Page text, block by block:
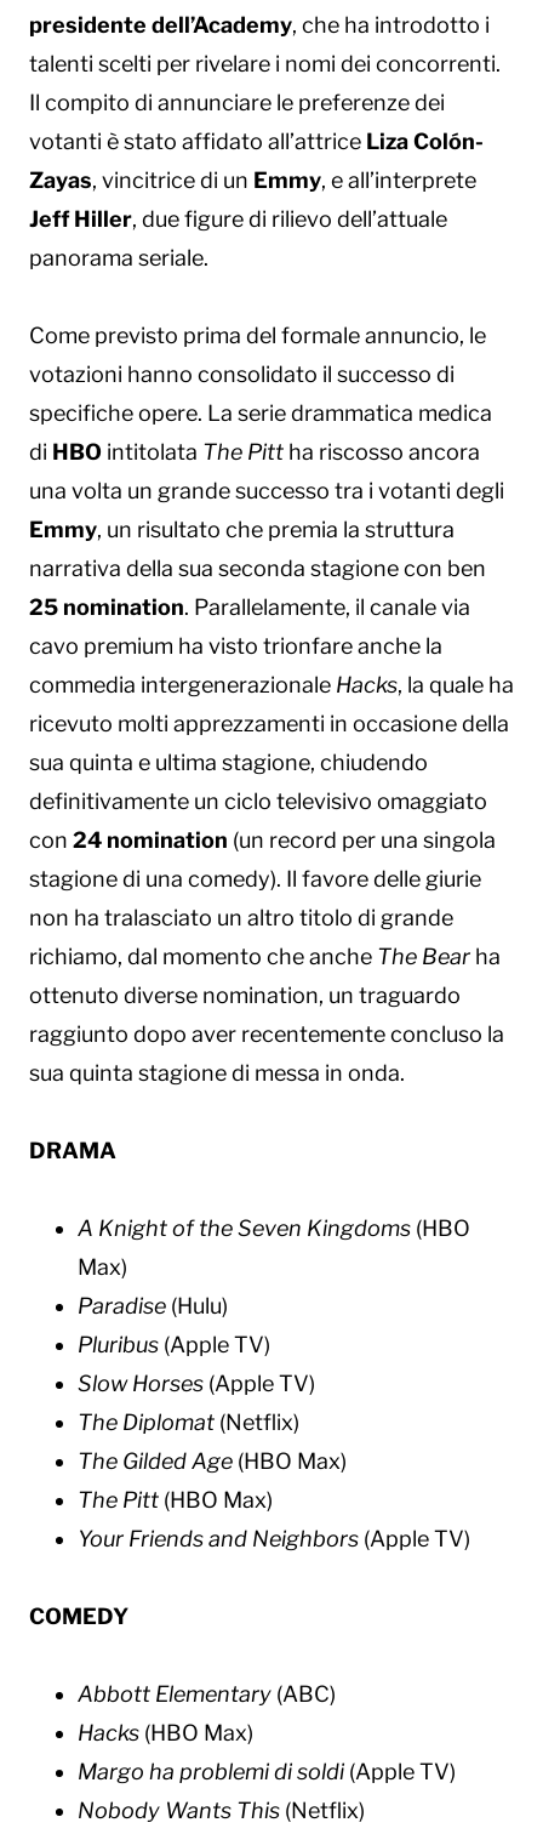
presidente dell’Academy, che ha introdotto i
talenti scelti per rivelare i nomi dei concorrenti.
Il compito di annunciare le preferenze dei
votanti è stato affidato all’attrice Liza Colón-
Zayas, vincitrice di un Emmy, e all’interprete
Jeff Hiller, due figure di rilievo dell’attuale
panorama seriale.
Come previsto prima del formale annuncio, le
votazioni hanno consolidato il successo di
specifiche opere. La serie drammatica medica
di HBO intitolata The Pitt ha riscosso ancora
una volta un grande successo tra i votanti degli
Emmy, un risultato che premia la struttura
narrativa della sua seconda stagione con ben
25 nomination. Parallelamente, il canale via
cavo premium ha visto trionfare anche la
commedia intergenerazionale Hacks, la quale ha
ricevuto molti apprezzamenti in occasione della
sua quinta e ultima stagione, chiudendo
definitivamente un ciclo televisivo omaggiato
con 24 nomination (un record per una singola
stagione di una comedy). Il favore delle giurie
non ha tralasciato un altro titolo di grande
richiamo, dal momento che anche The Bear ha
ottenuto diverse nomination, un traguardo
raggiunto dopo aver recentemente concluso la
sua quinta stagione di messa in onda.
DRAMA
A Knight of the Seven Kingdoms (HBO
Max)
Paradise (Hulu)
Pluribus (Apple TV)
Slow Horses (Apple TV)
The Diplomat (Netflix)
The Gilded Age (HBO Max)
The Pitt (HBO Max)
Your Friends and Neighbors​ (Apple TV)
COMEDY
Abbott Elementary (ABC)
Hacks (HBO Max)
Margo ha problemi di soldi (Apple TV)
Nobody Wants This (Netflix)